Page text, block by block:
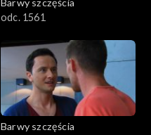
odc. 1561
Barwy szczęścia